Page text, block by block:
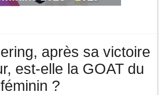
: "Tudor ? Avec un esprit d'équipe aussi fort..."
après sa victoire
est-elle la GOAT du
?